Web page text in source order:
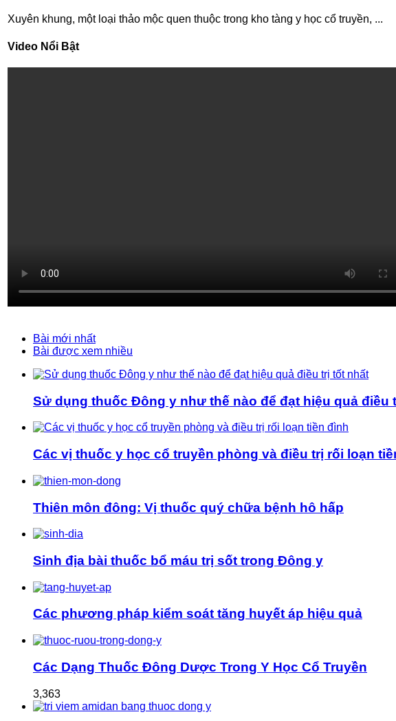
Xuyên khung, một loại thảo mộc quen thuộc trong kho tàng y học cổ truyền, ...
Video Nổi Bật
Bài mới nhất
Bài được xem nhiều
Sử dụng thuốc Đông y như thế nào để đạt hiệu quả điều
Các vị thuốc y học cổ truyền phòng và điều trị rối loạn
Thiên môn đông: Vị thuốc quý chữa bệnh hô hấp
Sinh địa bài thuốc bổ máu trị sốt trong Đông y
Các phương pháp kiểm soát tăng huyết áp hiệu quả
Các Dạng Thuốc Đông Dược Trong Y Học Cổ Truyền
3,363